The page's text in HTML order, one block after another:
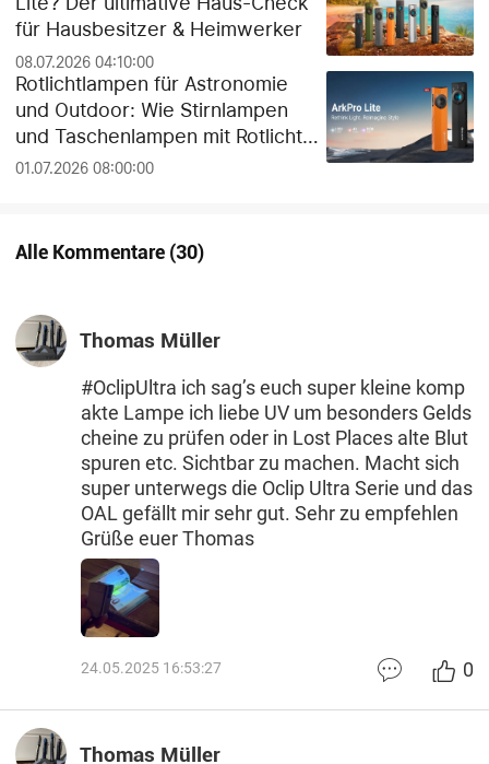
für Hausbesitzer & Heimwerker
08.07.2026 04:10:00
Rotlichtlampen für Astronomie
und Outdoor: Wie Stirnlampen
und Taschenlampen mit Rotlicht
die Dunkeladaptation der Augen
01.07.2026 08:00:00
Alle Kommentare(30)
Thomas Müller
#OclipUltra ich sag’s euch super kleine komp
akte Lampe ich liebe UV um besonders Gelds
cheine zu prüfen oder in Lost Places alte Blut
spuren etc. Sichtbar zu machen. Macht sich
super unterwegs die Oclip Ultra Serie und das
OAL gefällt mir sehr gut. Sehr zu empfehlen
Grüße euer Thomas
24.05.2025 16:53:27 0
Thomas Müller